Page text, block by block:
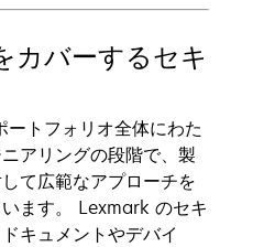
カバーするセキ
トフォリオ全体にわた
アリングの段階で、製
て広範なアプローチを
ます。 Lexmark のセキ
キュメントやデバイ